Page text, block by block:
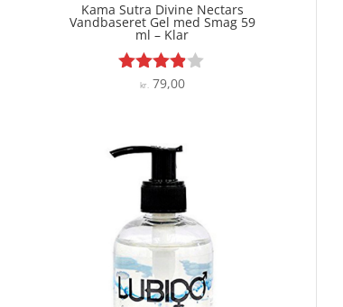
Kama Sutra Divine Nectars
Vandbaseret Gel med Smag 59
ml – Klar
Vurderet
kr. 79,00